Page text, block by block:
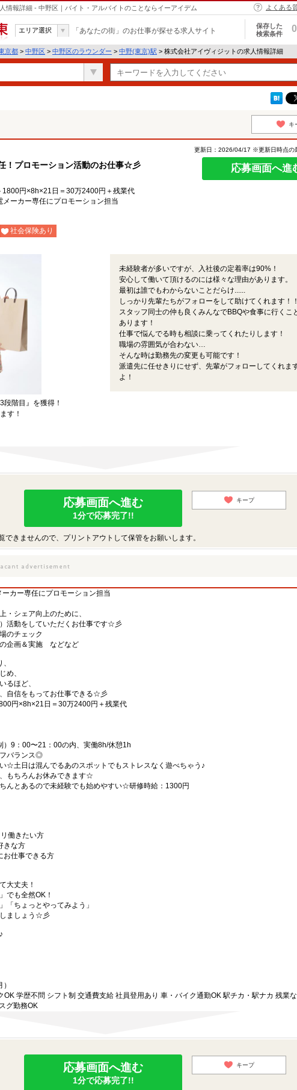
情報詳細 - 中野区｜バイト・アルバイトのことならイーアイデム よくある
エリア選択 「あなたの街」のお仕事が探せる求人サイト
保存した
検索条件
0
京都 > 中野区 > 中野区のラウンダー > 中野(東京)駅 > 株式会社アイヴィジットの求人情報詳細
キ
！プロモーション活動のお仕事☆彡
更新日：2026/04/17 ※更新日時点の
応募画面へ進
円×8h×21日＝30万2400円＋残業代
ーカー専任にプロモーション担当
社会保険あり
階目』を獲得！
す！
未経験者が多いですが、入社後の定着率は90%！
安心して働いて頂けるのには様々な理由があります。
最初は誰でもわからないことだらけ......
しっかり先輩たちがフォローをして助けてくれます！！
スタッフ同士の仲も良くみんなでBBQや食事に行くこ
あります！
仕事で悩んでる時も相談に乗ってくれたりします！
職場の雰囲気が合わない…
そんな時は勤務先の変更も可能です！
派遣先に任せきりにせず、先輩がフォローしてくれま
よ！
応募画面へ進む
1分で応募完了!!
キープ
きませんので、プリントアウトして保管をお願いします。
カー専任にプロモーション担当
・シェア向上のために、
活動をしていただくお仕事です☆彡
のチェック
の企画＆実施 などなど
め、
るほど、
自信をもってお仕事できる☆彡
円×8h×21日＝30万2400円＋残業代
）9：00〜21：00の内、実働8h/休憩1h
バランス◎
☆土日は混んでるあのスポットでもストレスなく遊べちゃう♪
もちろんお休みできます☆
んとあるので未経験でも始めやすい☆研修時給：1300円
働きたい方
きな方
お仕事できる方
大丈夫！
でも全然OK！
ちょっとやってみよう」
ましょう☆彡
OK 学歴不問 シフト制 交通費支給 社員登用あり 車・バイク通勤OK 駅チカ・駅ナカ 残業
グ勤務OK
応募画面へ進む
1分で応募完了!!
キープ